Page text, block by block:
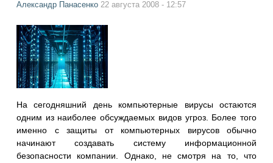
Александр Панасенко 22 августа 2008 - 12:57
На сегодняшний день компьютерные вирусы остаются
одним из наиболее обсуждаемых видов угроз. Более того
именно с защиты от компьютерных вирусов обычно
начинают создавать систему информационной
безопасности компании. Однако, не смотря на то, что